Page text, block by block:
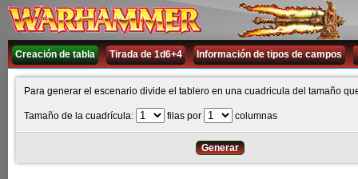
Creación de tabla Tirada de 1d6+4 Información de tipos de campos
Para generar el escenario divide el tablero en una cuadricula del tamaño
Tamaño de la cuadrícula: filas por columnas